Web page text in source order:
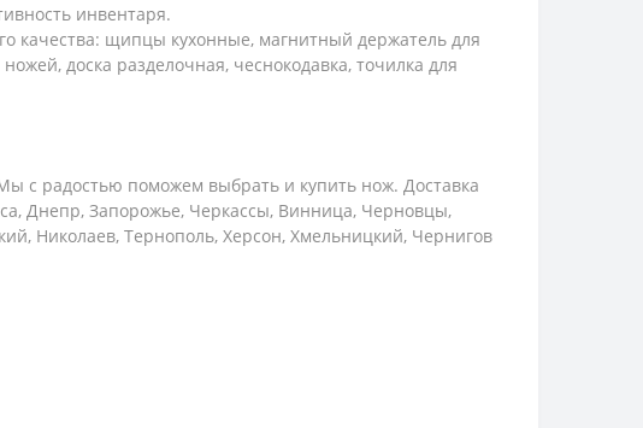
инвентаря.
качества: щипцы кухонные, магнитный держатель для
доска разделочная, чеснокодавка, точилка для
с радостью поможем выбрать и купить нож. Доставка
Днепр, Запорожье, Черкассы, Винница, Черновцы,
Николаев, Тернополь, Херсон, Хмельницкий, Чернигов